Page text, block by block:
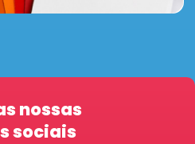
nossas
sociais